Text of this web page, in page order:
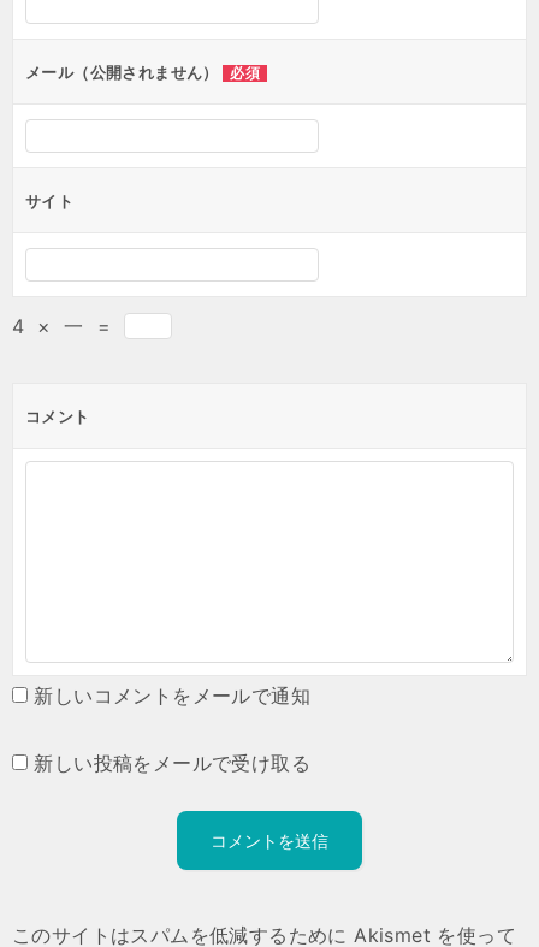
メール（公開されません） 必須
サイト
4 × 一 =
コメント
新しいコメントをメールで通知
新しい投稿をメールで受け取る
このサイトはスパムを低減するために Akismet を使って